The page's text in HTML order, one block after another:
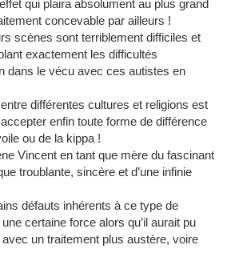
qui plaira absolument au plus grand
concevable par ailleurs !
scènes sont terriblement difficiles et
exactement les difficultés
dans le vécu avec ces autistes en
différentes cultures et religions est
enfin toute forme de différence
ou de la kippa !
Vincent en tant que mère du fascinant
troublante, sincère et d’une infinie
défauts inhérents à ce type de
certaine force alors qu’il aurait pu
un traitement plus austère, voire